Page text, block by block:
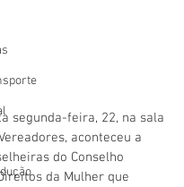
segunda-feira, 22, na sala
aconteceu a
do Conselho
da Mulher que